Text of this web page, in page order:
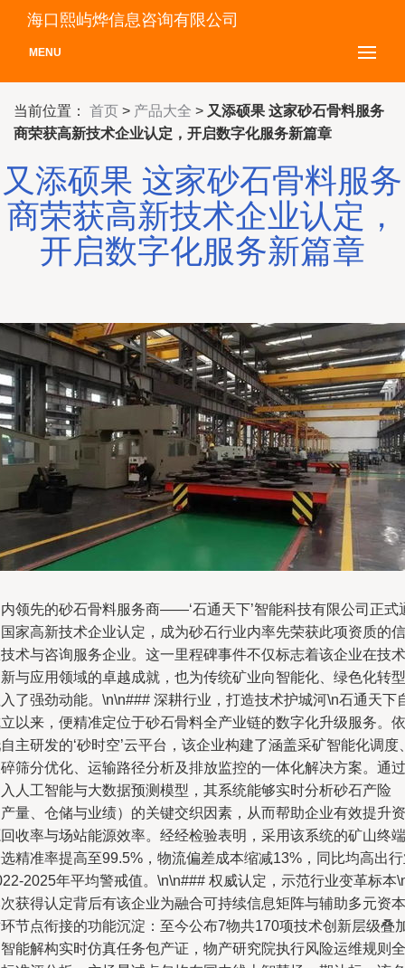
海口熙屿烨信息咨询有限公司
MENU
当前位置： 首页 > 产品大全 > 又添硕果 这家砂石骨料服务
商荣获高新技术企业认定，开启数字化服务新篇章
又添硕果 这家砂石骨料服务
商荣获高新技术企业认定，
开启数字化服务新篇章
领先的砂石骨料服务商——‘石通天下’智能科技有限公司正式
家高新技术企业认定，成为砂石行业内率先荣获此项资质的信
术与咨询服务企业。这一里程碑事件不仅标志着该企业在技术
与应用领域的卓越成就，也为传统矿业向智能化、绿色化转型
了强劲动能。\n\n### 深耕行业，打造技术护城河\n石通天下
以来，便精准定位于砂石骨料全产业链的数字化升级服务。依
主研发的‘砂时空’云平台，该企业构建了涵盖采矿智能化调度
筛分优化、运输路径分析及排放监控的一体化解决方案。通过
人工智能与大数据预测模型，其系统能够实时分析砂石产险
量、仓储与业绩）的关键交织因素，从而帮助企业有效提升资
收率与场站能源效率。经经检验表明，采用该系统的矿山终端
精准率提高至99.5%，物流偏差成本缩减13%，同比均高出
2025年平均警戒值。\n\n### 权威认定，示范行业变革标本
获得认定背后有该企业为融合可持续信息矩阵与辅助多元资本
节点衔接的功能沉淀：至今公布7物共170项技术创新层级叠
能解构实时仿真任务包产证，物产研究院执行风险运维规则全